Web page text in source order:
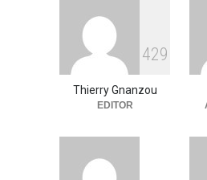
RFI
429
Thierry Gnanzou
EDITOR